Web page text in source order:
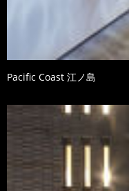
Pacific Coast 江ノ島